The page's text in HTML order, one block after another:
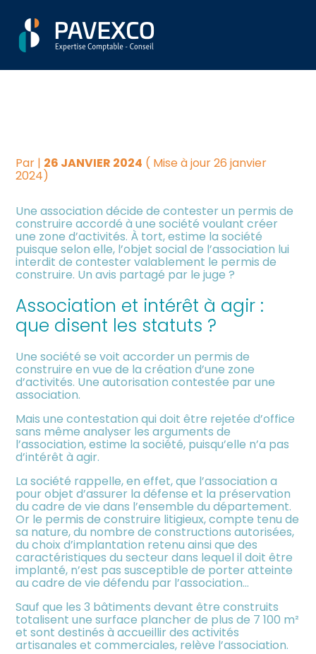
Aller
au
Créer et reprendre une
activité
Développer votre entreprise
Construire votre patrimoine
Être prêt pour la facturation
électronique
Investir dans la location
meublée
Piloter votre gestion
ASSOCIATION :
Par | 26 JANVIER 2024 ( Mise à jour 26 janvier
2024)
Une association décide de contester un permis de
construire accordé à une société voulant créer
une zone d’activités. À tort, estime la société
puisque selon elle, l’objet social de l’association lui
interdit de contester valablement le permis de
construire. Un avis partagé par le juge ?
Association et intérêt à agir :
que disent les statuts ?
Une société se voit accorder un permis de
construire en vue de la création d’une zone
d’activités. Une autorisation contestée par une
association.
Mais une contestation qui doit être rejetée d’office
sans même analyser les arguments de
l’association, estime la société, puisqu’elle n’a pas
d’intérêt à agir.
La société rappelle, en effet, que l’association a
pour objet d’assurer la défense et la préservation
du cadre de vie dans l’ensemble du département.
Or le permis de construire litigieux, compte tenu de
sa nature, du nombre de constructions autorisées,
du choix d’implantation retenu ainsi que des
caractéristiques du secteur dans lequel il doit être
implanté, n’est pas susceptible de porter atteinte
au cadre de vie défendu par l’association…
Sauf que les 3 bâtiments devant être construits
totalisent une surface plancher de plus de 7 100 m²
et sont destinés à accueillir des activités
artisanales et commerciales, relève l’association.